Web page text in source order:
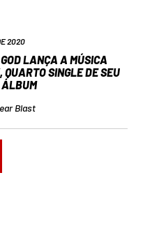
2020
LANÇA A MÚSICA
QUARTO SINGLE DE SEU
ÁLBUM
Blast